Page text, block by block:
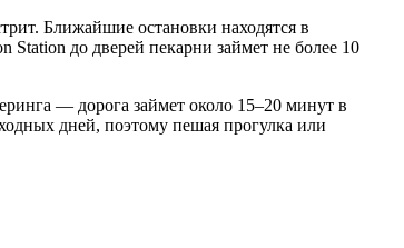
Ближайшие остановки находятся в
Station до дверей пекарни займет не более 10
— дорога займет около 15–20 минут в
дней, поэтому пешая прогулка или